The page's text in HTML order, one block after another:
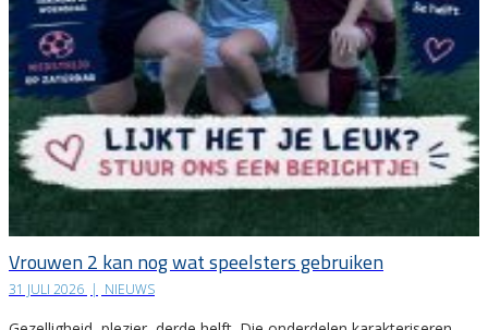
Vrouwen 2 kan nog wat speelsters gebruiken
31 JULI 2026 | NIEUWS